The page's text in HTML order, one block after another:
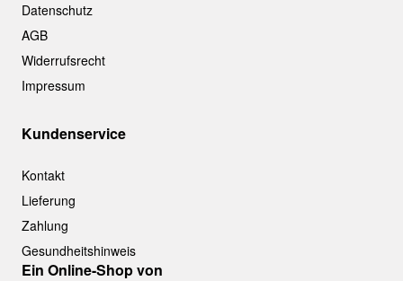
Datenschutz
AGB
Widerrufsrecht
Impressum
Kundenservice
Kontakt
Lieferung
Zahlung
Gesundheitshinweis
Ein Online-Shop von